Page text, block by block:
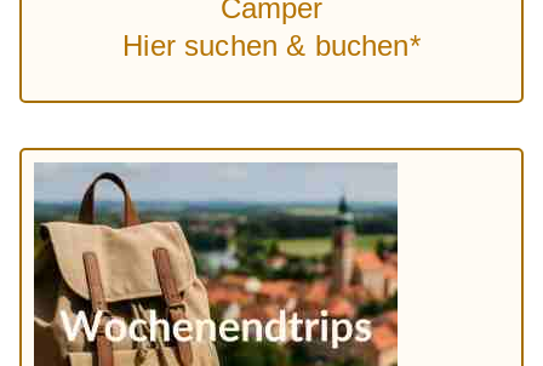
Camper
Hier suchen & buchen*